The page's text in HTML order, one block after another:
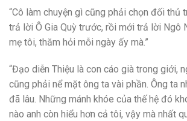
“Cô làm chuyện gì cũng phải chọn đối thủ
trả lời Ô Gia Quỳ trước, rồi mới trả lời Ngô
mẹ tôi, thăm hỏi mỗi ngày ấy mà.”
“Đạo diễn Thiệu là con cáo già trong giới,
cũng phải nể mặt ông ta vài phần. Ông ta
đã lâu. Những mánh khóe của thế hệ đó
nào anh còn hiểu hơn cả tôi, vậy mà nhất